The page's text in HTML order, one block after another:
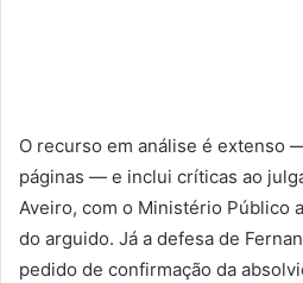
O recurso em análise é extenso
páginas — e inclui críticas ao
Aveiro, com o Ministério Público
do arguido. Já a defesa de
pedido de confirmação da